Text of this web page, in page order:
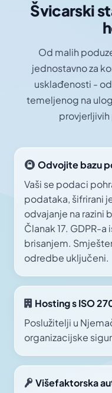
Švicarski
Od malih
jednostavno za
usklađenosti -
temeljenog na
Odvojite bazu
Vaši se podaci
podataka, šifrirani
odvajanje na razini
Članak 17. GDPR-
brisanjem.
odredbe uključeni.
Hosting s ISO
Poslužitelji u
organizacijske
Višefaktorska